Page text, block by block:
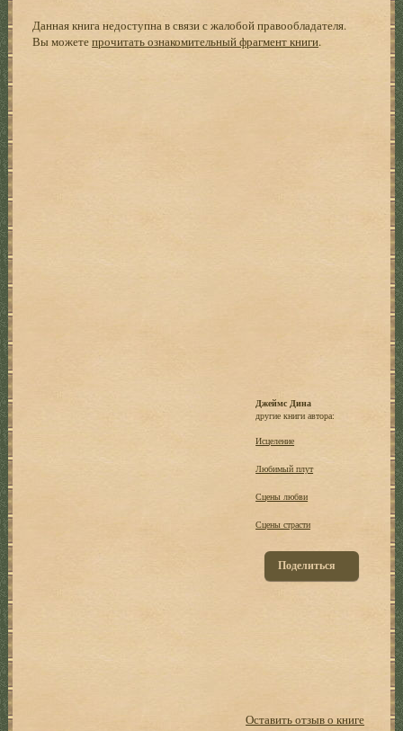
Данная книга недоступна в связи с жалобой правообладателя.
Вы можетепрочитать ознакомительный фрагмент книги.
Джеймс Дина
другие книги автора:
Исцеление
Любимый плут
Сцены любви
Сцены страсти
Поделиться
Оставить отзыв о книге